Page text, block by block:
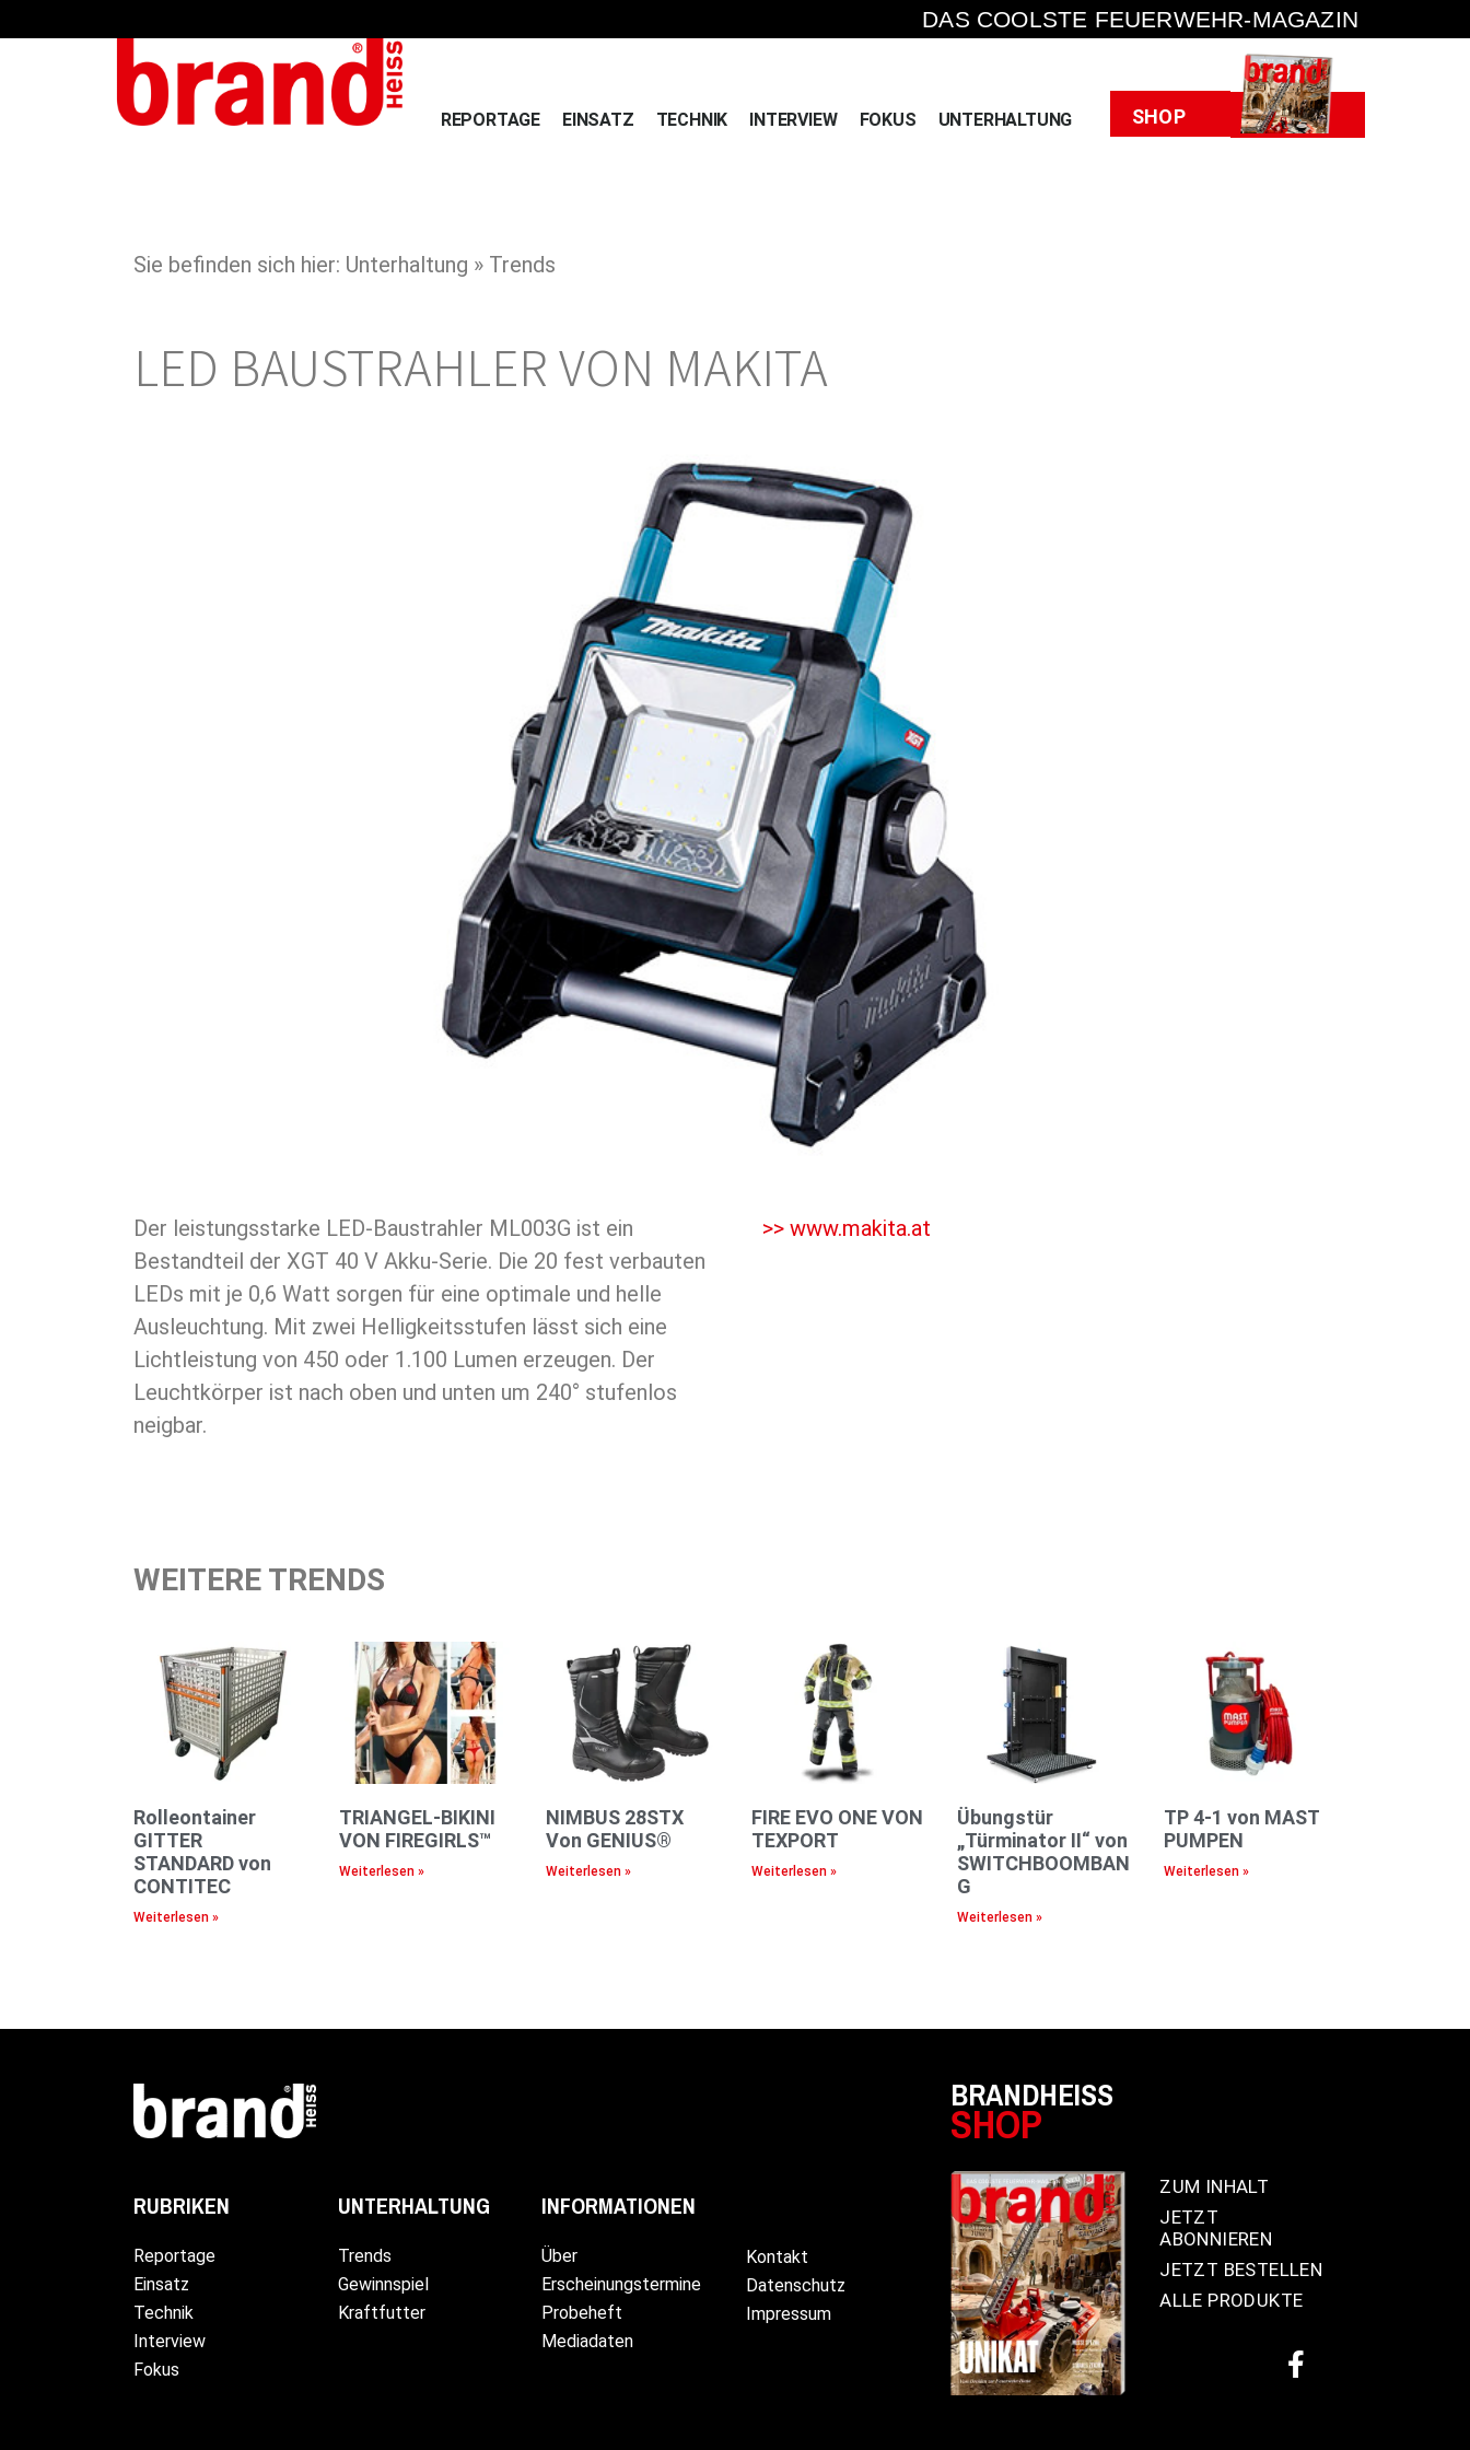
DAS COOLSTE FEUERWEHR-MAGAZIN
REPORTAGE EINSATZ TECHNIK INTERVIEW FOKUS UNTERHALTUNG SHOP Heft
Sie befinden sich hier: Unterhaltung » Trends
LED BAUSTRAHLER VON MAKITA
Der leistungsstarke LED-Baustrahler ML003G ist ein
Bestandteil der XGT 40 V Akku-Serie. Die 20 fest verbauten
LEDs mit je 0,6 Watt sorgen für eine optimale und helle
Ausleuchtung. Mit zwei Helligkeitsstufen lässt sich eine
Lichtleistung von 450 oder 1.100 Lumen erzeugen. Der
Leuchtkörper ist nach oben und unten um 240° stufenlos
neigbar.
>> www.makita.at
WEITERE TRENDS
Rolleontainer
GITTER
STANDARD von
CONTITEC
Weiterlesen »
TRIANGEL-BIKINI
VON FIREGIRLS™
Weiterlesen »
NIMBUS 28STX
Von GENIUS®
Weiterlesen »
FIRE EVO ONE VON
TEXPORT
Weiterlesen »
Übungstür
„Türminator II“ von
SWITCHBOOMBAN
G
Weiterlesen »
TP 4-1 von MAST
PUMPEN
Weiterlesen »
RUBRIKEN
Reportage
Einsatz
Technik
Interview
Fokus
UNTERHALTUNG
Trends
Gewinnspiel
Kraftfutter
INFORMATIONEN
Über
Erscheinungstermine
Probeheft
Mediadaten
Kontakt
Datenschutz
Impressum
BRANDHEISS
SHOP
ZUM INHALT
JETZT
ABONNIEREN
JETZT BESTELLEN
ALLE PRODUKTE